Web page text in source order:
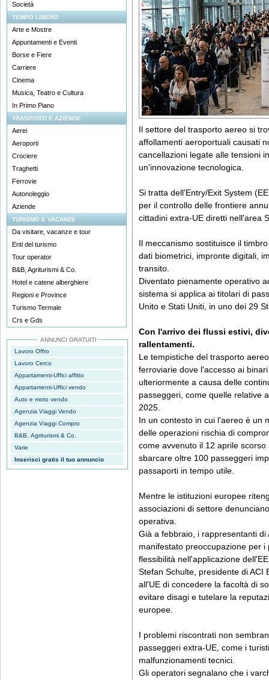
Società
TEMPO LIBERO
Arte e Mostre
Appuntamenti e Eventi
Borse e Fiere
Carriere
Cinema
Musica, Teatro e Cultura
In Primo Piano
TRASPORTI E AZIENDE
Aerei
Aeroporti
Crociere
Traghetti
Ferrovie
Autonoleggio
Aziende
TURISMO E VACANZE
Da visitare, vacanze e tour
Enti del turismo
Tour operator
B&B, Agriturismi & Co.
Hotel e catene alberghiere
Regioni e Province
Turismo Termale
Crs e Gds
ANNUNCI GRATUITI
Lavoro Offro
Lavoro Cerco
Appartamenti-Uffici affitto
Appartamenti-Uffici vendo
Auto e moto vendo
Agenzia Viaggi Vendo
Agenzia Viaggi Compro
B&B, Agriturismi & Co.
Varie
Inserisci gratis il tuo annuncio
Il settore del trasporto aereo si
affollamenti aeroportuali causati
cancellazioni legate alle tensioni
un'innovazione tecnologica.
Si tratta dell'Entry/Exit System
per il controllo delle frontiere
cittadini extra-UE diretti nell'area
Il meccanismo sostituisce il
dati biometrici, impronte digitali,
transito.
Diventato pienamente operativo
sistema si applica ai titolari di
Unito e Stati Uniti, in uno dei 29
Con l'arrivo dei flussi estivi,
rallentamenti.
Le tempistiche del trasporto
ferroviarie dove l'accesso ai
ulteriormente a causa delle
passeggeri, come quelle relative
2025.
In un contesto in cui l'aereo è un
delle operazioni rischia di
come avvenuto il 12 aprile
sbarcare oltre 100 passeggeri
passaporti in tempo utile.
Mentre le istituzioni europee
associazioni di settore
operativa.
Già a febbraio, i rappresentanti di
manifestato preoccupazione per
flessibilità nell'applicazione
Stefan Schulte, presidente di
all'UE di concedere la facoltà di
evitare disagi e tutelare la
europee.
I problemi riscontrati non
passeggeri extra-UE, come i
malfunzionamenti tecnici.
Gli operatori segnalano che i